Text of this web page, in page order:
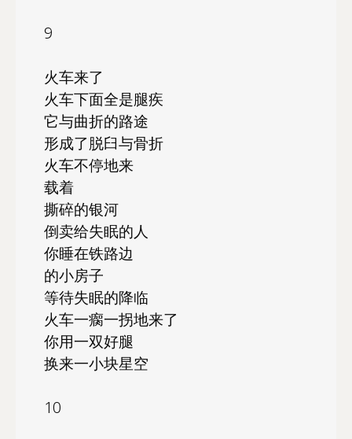
9
火车来了
火车下面全是腿疾
它与曲折的路途
形成了脱臼与骨折
火车不停地来
载着
撕碎的银河
倒卖给失眠的人
你睡在铁路边
的小房子
等待失眠的降临
火车一瘸一拐地来了
你用一双好腿
换来一小块星空
10